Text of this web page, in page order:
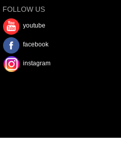
FOLLOW US
youtube
facebook
instagram